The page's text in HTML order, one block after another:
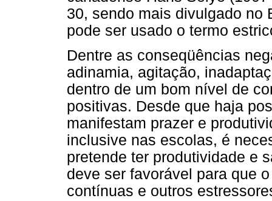
30, sendo mais divulgado no
pode ser usado o termo
Dentre as conseqüências
adinamia, agitação,
dentro de um bom nível de
positivas. Desde que haja
manifestam prazer e
inclusive nas escolas, é
pretende ter produtividade e
deve ser favorável para que
contínuas e outros